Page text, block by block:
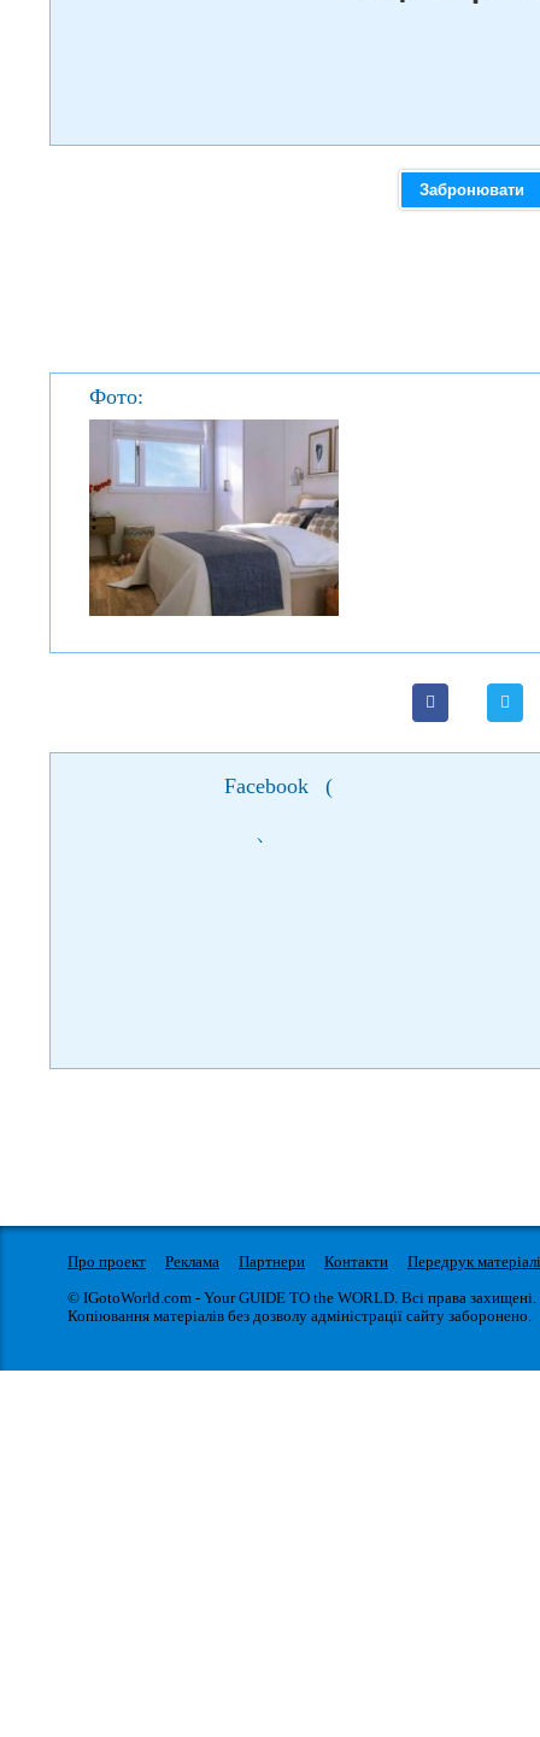
Забронювати
Фото:
Facebook (
)
Про проект Реклама Партнери Контакти
Передрук
© IGotoWorld.com - Your GUIDE TO the WORLD. Всі права захищені.
Копіювання матеріалів без дозволу адміністрації сайту заборонено.